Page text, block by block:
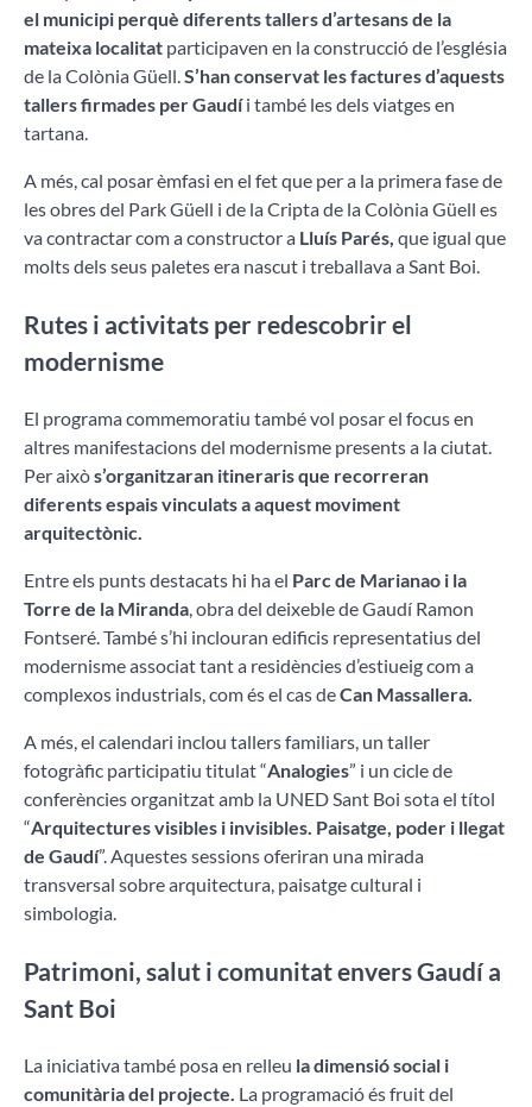
el municipi perquè diferents tallers d’artesans de la
mateixa localitat participaven en la construcció de l’església
de la Colònia Güell.S’han conservat les factures d’aquests
tallers firmades per Gaudíi també les dels viatges en
tartana.
A més, cal posar èmfasi en el fet que per a la primera fase de
les obres del Park Güell i de la Cripta de la Colònia Güell es
va contractar com a constructor a Lluís Parés, que igual que
molts dels seus paletes era nascut i treballava a Sant Boi.
Rutes i activitats per redescobrir el
modernisme
El programa commemoratiu també vol posar el focus en
altres manifestacions del modernisme presents a la ciutat.
Per aixòs’organitzaran itineraris que recorreran
diferents espais vinculats a aquest moviment
arquitectònic.
Entre els punts destacats hi ha el Parc de Marianao i la
Torre de la Miranda, obra del deixeble de Gaudí Ramon
Fontseré. També s’hi inclouran edificis representatius del
modernisme associat tant a residències d’estiueig com a
complexos industrials, com és el cas deCan Massallera.
A més, el calendari inclou tallers familiars, un taller
fotogràfic participatiu titulat “Analogies” i un cicle de
conferències organitzat amb la UNED Sant Boi sota el títol
“Arquitectures visibles i invisibles. Paisatge, poder i llegat
de Gaudí”. Aquestes sessions oferiran una mirada
transversal sobre arquitectura, paisatge cultural i
simbologia.
Patrimoni, salut i comunitat envers Gaudí a
Sant Boi
La iniciativa també posa en relleu la dimensió social i
comunitària del projecte. La programació és fruit del